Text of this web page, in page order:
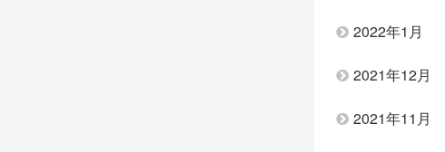
2022年1月
2021年12月
2021年11月